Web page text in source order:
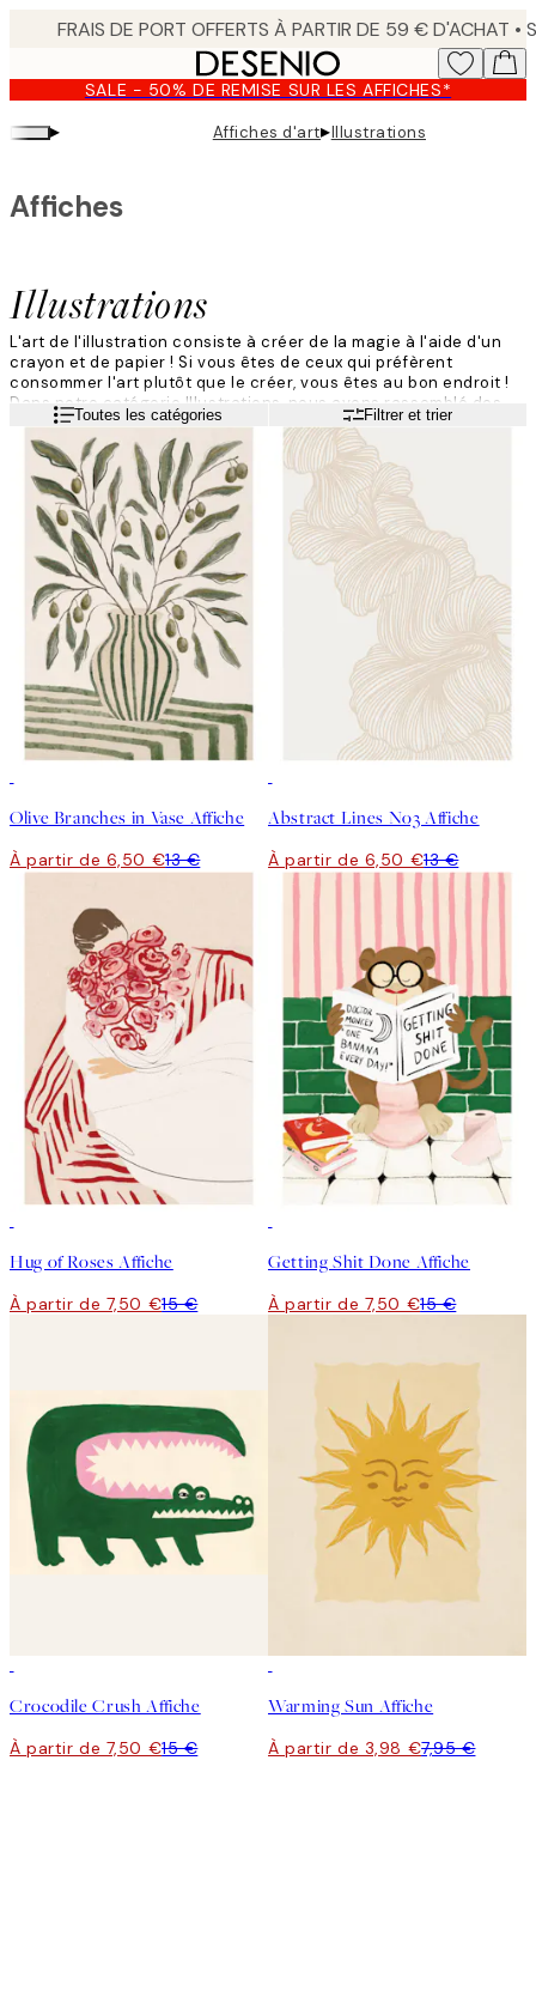
content.SALE - 50% DE REMISE SUR LES AFFICHES*
▸ Affiches d'art▸Illustrations
Illustrations
Affiches
L'art de l'illustration consiste à créer de la magie à l'aide d'un
crayon et de papier ! Si vous êtes de ceux qui préfèrent
consommer l'art plutôt que le créer, vous êtes au bon endroit !
Dans notre catégorie Illustrations, nous avons rassemblé des
motifs choisis couvrant divers styles artistiques afin que vous
puissiez trouver des articles à votre goût et adaptés à votre
domicile.
Lire la suiteToutes les catégories Filtrer et trier
Olive Branches in Vase Affiche
À partir de 6,50 €13 €
Abstract Lines No3 Affiche
À partir de 6,50 €13 €
Hug of Roses Affiche
À partir de 7,50 €15 €
Getting Shit Done Affiche
À partir de 7,50 €15 €
Crocodile Crush Affiche
À partir de 7,50 €15 €
Warming Sun Affiche
À partir de 3,98 €7,95 €